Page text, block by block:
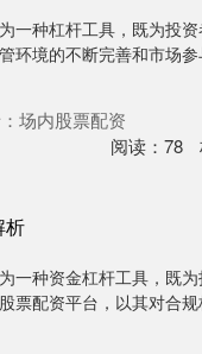
一种杠杆工具，既为投
环境的不断完善和市场
场内股票配资
阅读： 78
析
一种资金杠杆工具，既
票配资平台，以其对合